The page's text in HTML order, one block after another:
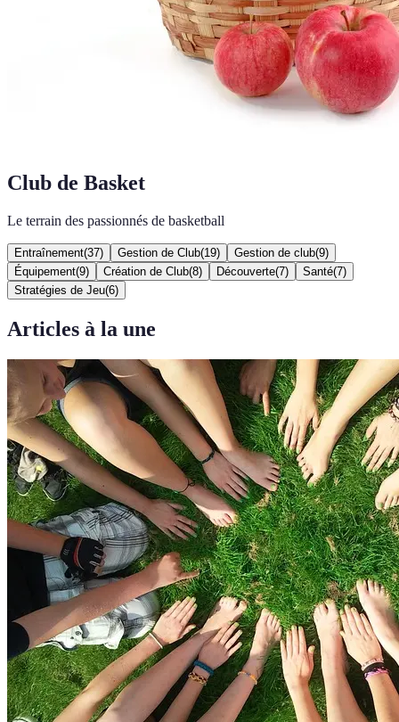
Club de Basket
Le terrain des passionnés de basketball
Entraînement(37) Gestion de Club(19) Gestion de club(9)
Équipement(9) Création de Club(8) Découverte(7) Santé(7)
Stratégies de Jeu(6)
Articles à la une